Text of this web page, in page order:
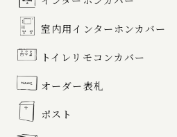
室内用インターホンカバー
トイレリモコンカバー
オーダー表札
ポスト